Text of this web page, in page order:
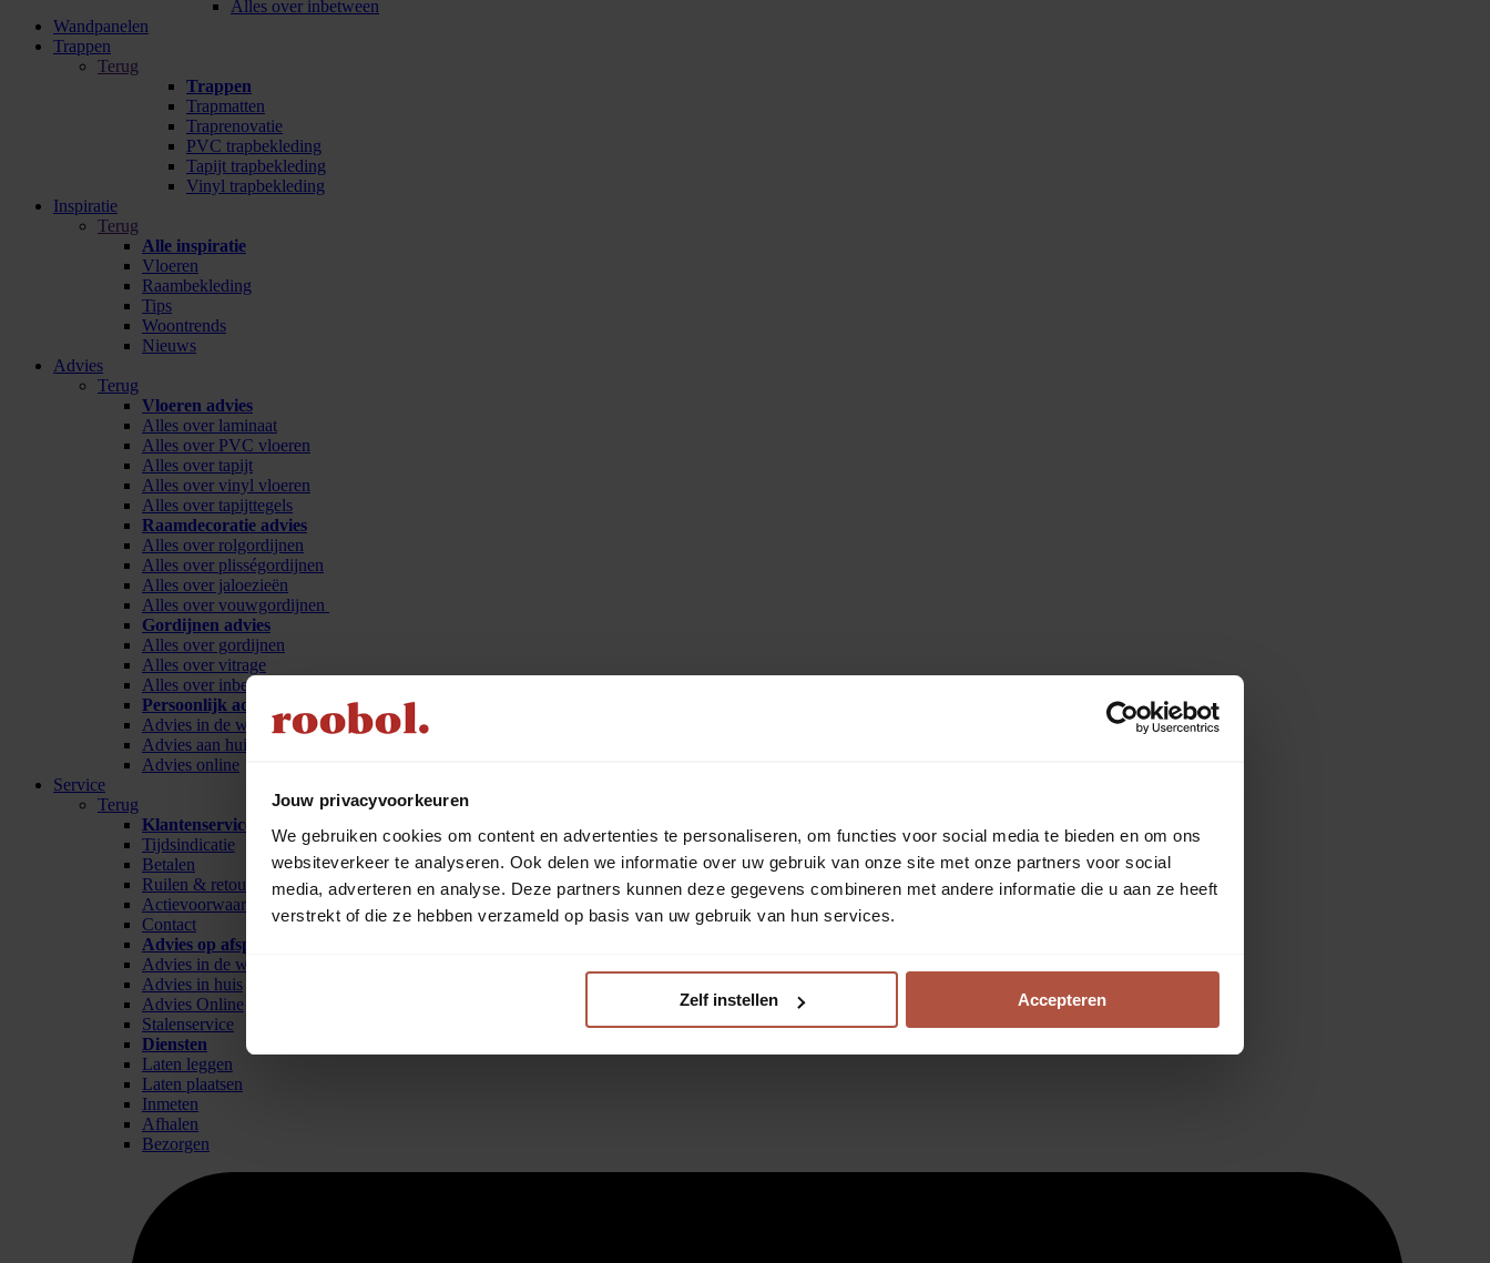
Jouw privacyvoorkeuren
We gebruiken cookies om content en advertenties te personaliseren, om functies voor social media te bieden en om ons
websiteverkeer te analyseren. Ook delen we informatie over uw gebruik van onze site met onze partners voor social
media, adverteren en analyse. Deze partners kunnen deze gegevens combineren met andere informatie die u aan ze heeft
verstrekt of die ze hebben verzameld op basis van uw gebruik van hun services.
Zelf instellen Accepteren
Alles over inbetween
Wandpanelen
Trappen
Terug
Trappen
Trapmatten
Traprenovatie
PVC trapbekleding
Tapijt trapbekleding
Vinyl trapbekleding
Inspiratie
Terug
Alle inspiratie
Vloeren
Raambekleding
Tips
Woontrends
Nieuws
Advies
Terug
Vloeren advies
Alles over laminaat
Alles over PVC vloeren
Alles over tapijt
Alles over vinyl vloeren
Alles over tapijttegels
Raamdecoratie advies
Alles over rolgordijnen
Alles over plisségordijnen
Alles over jaloezieën
Alles over vouwgordijnen
Gordijnen advies
Alles over gordijnen
Alles over vitrage
Alles over inbetween
Persoonlijk advies
Advies in de winkel
Advies aan huis
Advies online
Service
Terug
Klantenservice
Tijdsindicatie
Betalen
Ruilen & retour
Actievoorwaarden
Contact
Advies op afspraak
Advies in de winkel
Advies in huis
Advies Online
Stalenservice
Diensten
Laten leggen
Laten plaatsen
Inmeten
Afhalen
Bezorgen